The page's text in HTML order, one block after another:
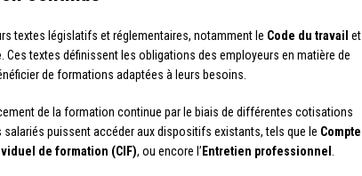
textes législatifs et réglementaires, notamment le Code du travail et
. Ces textes définissent les obligations des employeurs en matière de
de formations adaptées à leurs besoins.
de la formation continue par le biais de différentes cotisations
salariés puissent accéder aux dispositifs existants, tels que le Compte
de formation (CIF), ou encore l’ Entretien professionnel